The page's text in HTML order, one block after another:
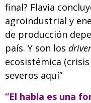
final? Flavia
agroindustrial y
de producción
país. Y son los
ecosistémica
severos aquí”
“El habla es una